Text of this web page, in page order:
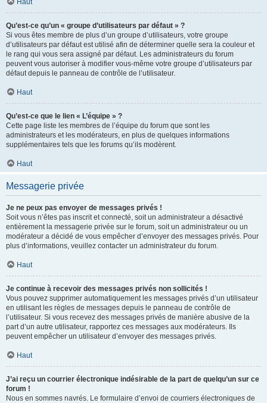
Haut
Qu’est-ce qu’un « groupe d’utilisateurs par défaut » ?
Si vous êtes membre de plus d’un groupe d’utilisateurs, votre groupe
d’utilisateurs par défaut est utilisé afin de déterminer quelle sera la couleur et
le rang qui vous sera assigné par défaut. Les administrateurs du forum
peuvent vous autoriser à modifier vous-même votre groupe d’utilisateurs par
défaut depuis le panneau de contrôle de l’utilisateur.
Haut
Qu’est-ce que le lien « L’équipe » ?
Cette page liste les membres de l’équipe du forum que sont les
administrateurs et les modérateurs, en plus de quelques informations
supplémentaires tels que les forums qu’ils modèrent.
Haut
Messagerie privée
Je ne peux pas envoyer de messages privés !
Soit vous n’êtes pas inscrit et connecté, soit un administrateur a désactivé
entièrement la messagerie privée sur le forum, soit un administrateur ou un
modérateur a décidé de vous empêcher d’envoyer des messages privés. Pour
plus d’informations, veuillez contacter un administrateur du forum.
Haut
Je continue à recevoir des messages privés non sollicités !
Vous pouvez supprimer automatiquement les messages privés d’un utilisateur
en utilisant les règles de messages depuis le panneau de contrôle de
l’utilisateur. Si vous recevez des messages privés de manière abusive de la
part d’un autre utilisateur, rapportez ces messages aux modérateurs. Ils
peuvent empêcher un utilisateur d’envoyer des messages privés.
Haut
J’ai reçu un courrier électronique indésirable de la part de quelqu’un sur ce
forum !
Nous en sommes navrés. Le formulaire d’envoi de courriers électroniques de